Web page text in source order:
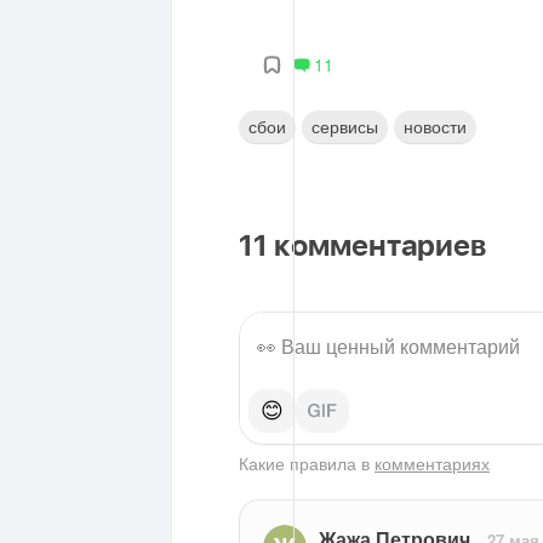
11
сбои сервисы новости
11 комментариев
😊
Какие правила в комментариях